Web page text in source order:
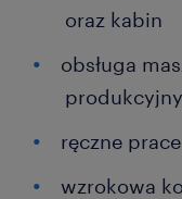
oraz kabin
obsługa
ręczne
wzrokowa